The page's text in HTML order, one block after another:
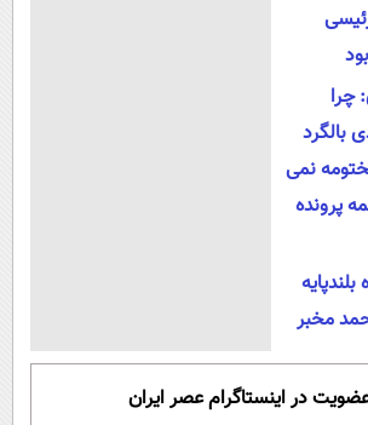
چرا
بالگرد
پرونده
بلندپایه
مخبر
در اینستاگرام عصر ایران